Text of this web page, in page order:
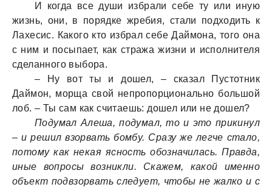
И когда все души избрали себе ту или иную
жизнь, они, в порядке жребия, стали подходить к
Лахесис. Какого кто избрал себе Даймона, того она
с ним и посыпает, как стража жизни и исполнителя
сделанного выбора.
– Ну вот ты и дошел, – сказал Пустотник
Даймон, морща свой непропорционально большой
лоб. – Ты сам как считаешь: дошел или не дошел?
Подумал Алеша, подумал, то и это прикинул
– и решил взорвать бомбу. Сразу же легче стало,
потому как некая ясность обозначилась. Правда,
иные вопросы возникли. Скажем, какой именно
объект подвзорвать следует, чтобы не жалко и с